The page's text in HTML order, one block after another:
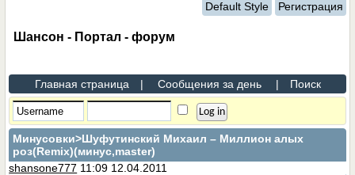
Default Style Регистрация
Шансон - Портал - форум
Главная страница | Сообщения за день | Поиск
Минусовки>Шуфутинский Михаил – Миллион алых
роз(Remix)(минус,master)
shansone777 11:09 12.04.2011